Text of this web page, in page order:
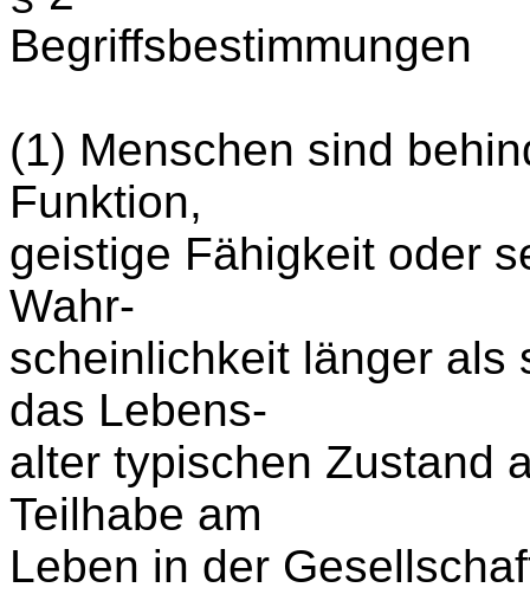
Begriffsbestimmungen
(1) Menschen sind
Funktion,
geistige Fähigkeit oder
Wahr-
scheinlichkeit länger als
das Lebens-
alter typischen Zustand
Teilhabe am
Leben in der